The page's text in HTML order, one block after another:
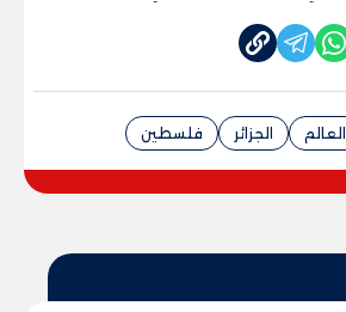
العالم الجزائر فلسطين